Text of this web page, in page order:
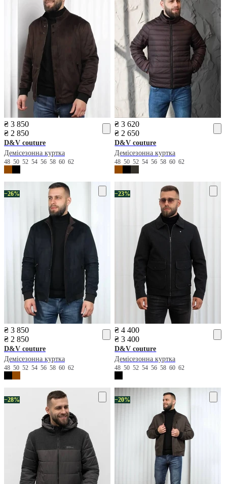
₴ 3 850
₴ 2 850
D&V couture
Демісезонна куртка
48 50 52 54 56 58 60 62
₴ 3 620
₴ 2 650
D&V couture
Демісезонна куртка
4850525456586062
−26%
₴ 3 850
₴ 2 850
D&V couture
Демісезонна куртка
48 50 52 54 56 58 60 62
−23%
₴ 4 400
₴ 3 400
D&V couture
Демісезонна куртка
4850525456586062
−28% −20%